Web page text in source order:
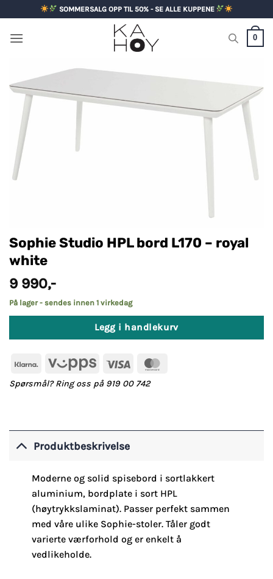
to
content
SOMMERSALG OPP TIL 50% - SE ALLE KUPPENE
0
Sophie Studio HPL bord L170 – royal
white
9 990,-
På lager - sendes innen 1 virkedag
Legg i handlekurv
Klarna Vipps Visa
Spørsmål? Ring oss på 919 00 742
Produktbeskrivelse
Moderne og solid spisebord i sortlakkert
aluminium, bordplate i sort HPL
(høytrykkslaminat). Passer perfekt sammen
med våre ulike Sophie-stoler. Tåler godt
varierte værforhold og er enkelt å
vedlikeholde.